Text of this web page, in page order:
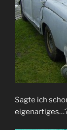
Sagte ich